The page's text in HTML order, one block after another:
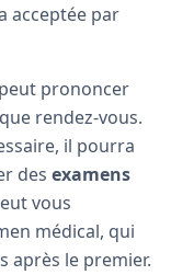
acceptée par
prononcer
rendez-vous.
il pourra
des examens
vous
médical, qui
après le premier.